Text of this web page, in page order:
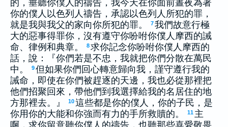
的，垂聽你僕人的禱告，我今天在你面前晝夜為著
你的僕人以色列人禱告，承認以色列人所犯的罪，
就是我與我父的家向你所犯的罪。
7我們故意行極
大的惡事得罪你，沒有遵守你吩咐你僕人摩西的誡
命、律例和典章。
8求你記念你吩咐你僕人摩西的
話，說：『你們若是不忠，我就把你們分散在萬民
中。
9但如果你們回心轉意歸向我，謹守遵行我的
誡命，即使在你們被趕逐的天邊，我也必從那裡把
他們招聚回來，帶他們到我選擇給我的名居住的地
方那裡去。』
10這些都是你的僕人，你的子民，是
你用你的大能和你強而有力的手所救贖的。
11 主